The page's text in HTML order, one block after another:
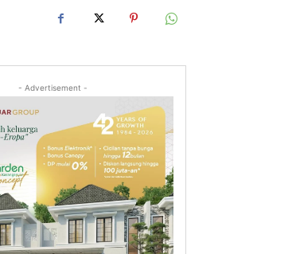
- Advertisement -